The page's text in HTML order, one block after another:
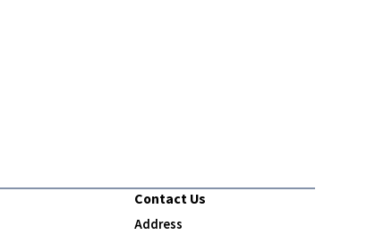
Contact Us
Address